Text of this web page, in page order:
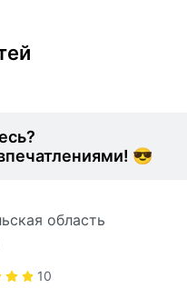
😎
область
10